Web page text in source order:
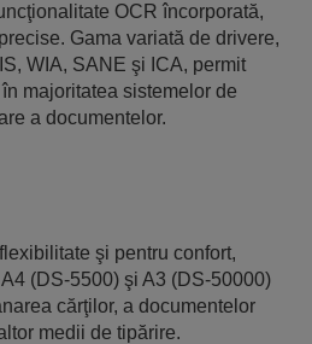
OCR încorporată,
Gama variată de drivere,
WIA, SANE şi ICA, permit
majoritatea sistemelor de
a documentelor.
şi pentru confort,
(DS-5500) şi A3 (DS-50000)
cărţilor, a documentelor
medii de tipărire.